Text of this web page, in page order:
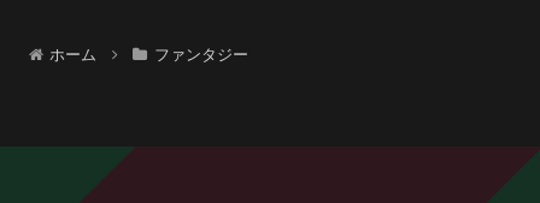
ホーム ファンタジー